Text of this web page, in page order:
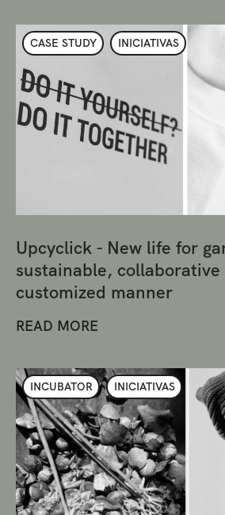
CASE STUDY INICIATIVAS
Upcyclick - New life for
sustainable, collaborative
customized manner
READ MORE
INCUBATOR INICIATIVAS